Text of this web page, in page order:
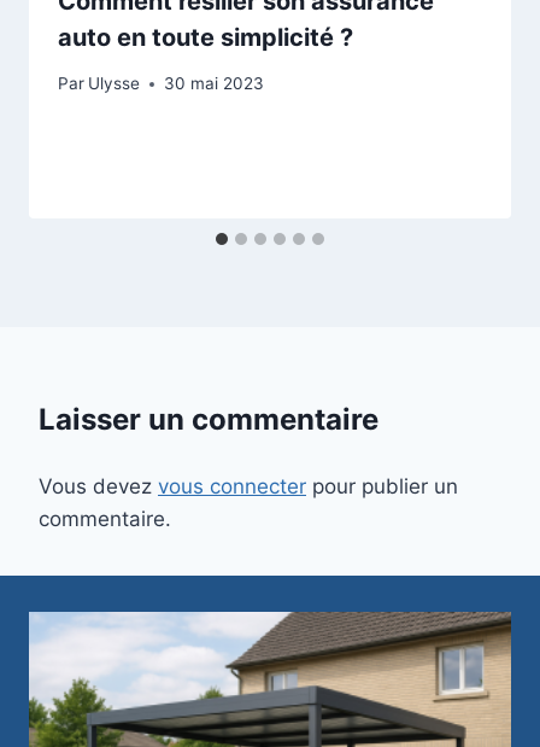
auto en toute simplicité ?
Par Ulysse 30 mai 2023
Laisser un commentaire
Vous devez vous connecter pour publier un
commentaire.